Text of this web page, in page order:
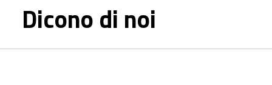
Dicono di noi